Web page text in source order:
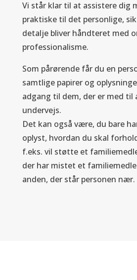
Vi står klar til at assistere dig
praktiske til det personlige,
detalje bliver håndteret med
professionalisme.
Som pårørende får du en
samtlige papirer og
adgang til dem, der er med
undervejs.
Det kan også være, du bare
oplyst, hvordan du skal
f.eks. vil støtte et
der har mistet et
anden, der står personen nær.